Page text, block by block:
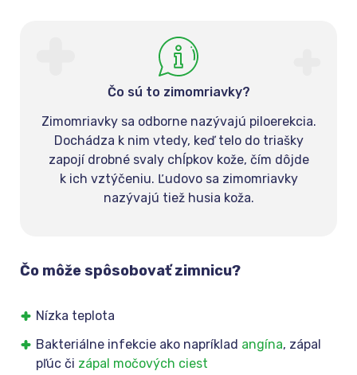
Čo sú to zimomriavky?
Zimomriavky sa odborne nazývajú piloerekcia.
Dochádza k nim vtedy, keď telo do triašky
zapojí drobné svaly chĺpkov kože, čím dôjde
k ich vztýčeniu. Ľudovo sa zimomriavky
nazývajú tiež husia koža.
Čo môže spôsobovať zimnicu?
Nízka teplota
Bakteriálne infekcie ako napríklad angína, zápal
pľúc či zápal močových ciest